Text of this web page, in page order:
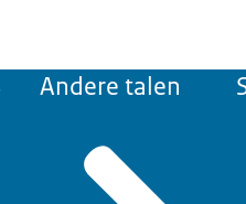
Andere talen